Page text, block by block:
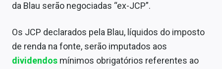
da Blau serão negociadas “ex-JCP”.
Os JCP declarados pela Blau, líquidos do imposto
de renda na fonte, serão imputados aos
dividendos mínimos obrigatórios referentes ao